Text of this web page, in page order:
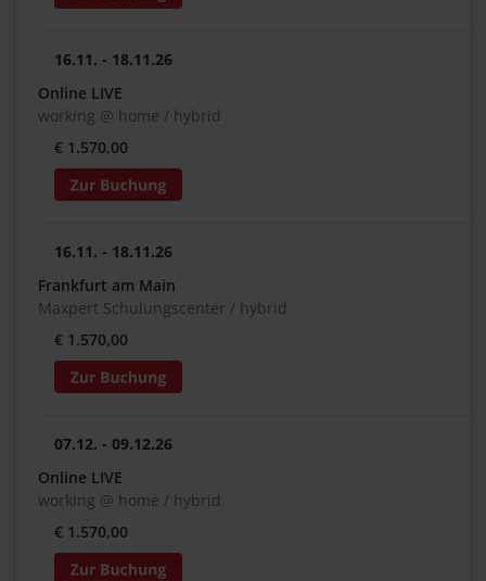
16.11. - 18.11.26
Online LIVE
working @ home / hybrid
€ 1.570,00
16.11. - 18.11.26
Frankfurt am Main
Maxpert Schulungscenter / hybrid
€ 1.570,00
07.12. - 09.12.26
Online LIVE
working @ home / hybrid
€ 1.570,00